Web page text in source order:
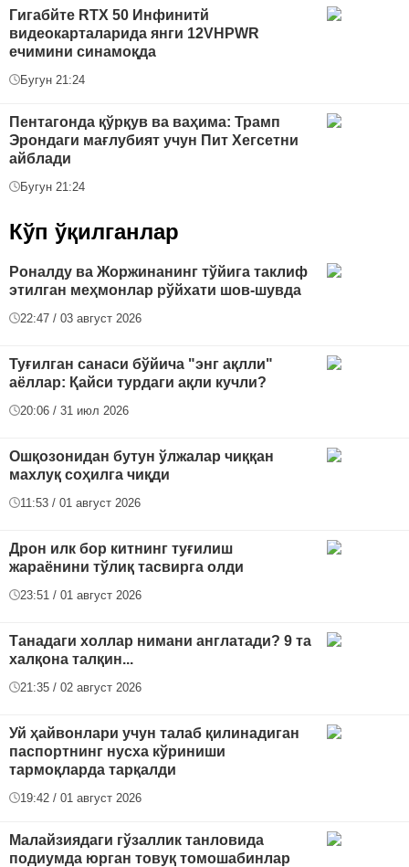
Гигабйте RTX 50 Инфинитй
видеокарталарида янги 12VHPWR
ечимини синамоқда
Бугун 21:24
Пентагонда қўрқув ва ваҳима: Трамп
Эрондаги мағлубият учун Пит Хегсетни
айблади
Бугун 21:24
Кўп ўқилганлар
Роналду ва Жоржинанинг тўйига таклиф
этилган меҳмонлар рўйхати шов-шувда
22:47 / 03 август 2026
Туғилган санаси бўйича "энг ақлли"
аёллар: Қайси турдаги ақли кучли?
20:06 / 31 июл 2026
Ошқозонидан бутун ўлжалар чиққан
махлуқ соҳилга чиқди
11:53 / 01 август 2026
Дрон илк бор китнинг туғилиш
жараёнини тўлиқ тасвирга олди
23:51 / 01 август 2026
Танадаги холлар нимани англатади? 9 та
халқона талқин...
21:35 / 02 август 2026
Уй ҳайвонлари учун талаб қилинадиган
паспортнинг нусха кўриниши
тармоқларда тарқалди
19:42 / 01 август 2026
Малайзиядаги гўзаллик танловида
подиумда юрган товуқ томошабинлар